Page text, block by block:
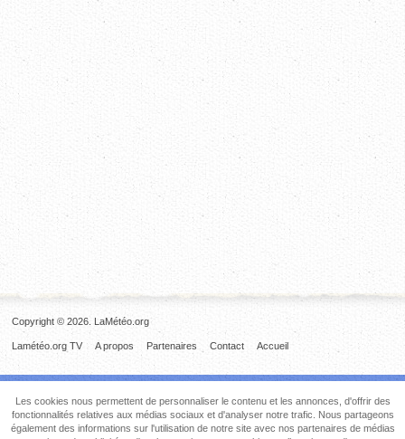
Copyright © 2026. LaMétéo.org
Accueil
Contact
Partenaires
A propos
Lamétéo.org TV
Les cookies nous permettent de personnaliser le contenu et les annonces, d'offrir des
fonctionnalités relatives aux médias sociaux et d'analyser notre trafic. Nous partageons
également des informations sur l'utilisation de notre site avec nos partenaires de médias